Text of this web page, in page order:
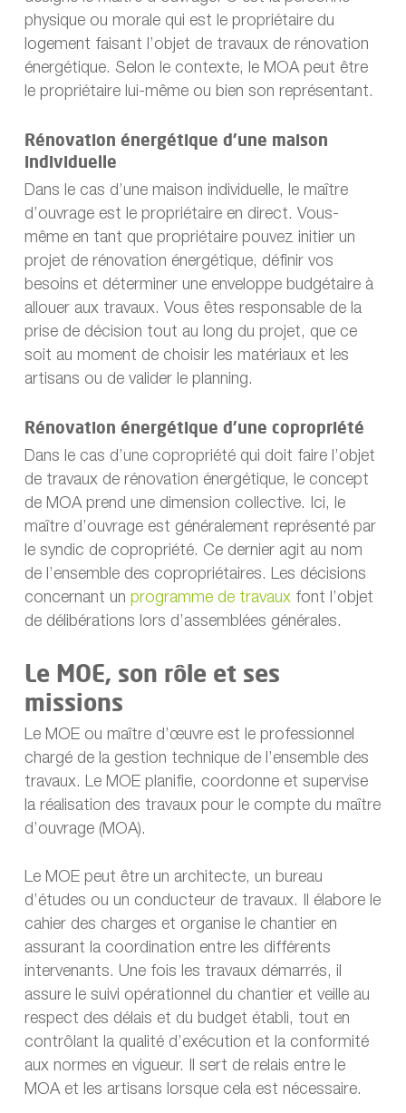
physique ou morale qui est le propriétaire du
logement faisant l’objet de travaux de rénovation
énergétique. Selon le contexte, le MOA peut être
le propriétaire lui-même ou bien son représentant.
Rénovation énergétique d’une maison
individuelle
Dans le cas d’une maison individuelle, le maître
d’ouvrage est le propriétaire en direct. Vous-
même en tant que propriétaire pouvez initier un
projet de rénovation énergétique, définir vos
besoins et déterminer une enveloppe budgétaire à
allouer aux travaux. Vous êtes responsable de la
prise de décision tout au long du projet, que ce
soit au moment de choisir les matériaux et les
artisans ou de valider le planning.
Rénovation énergétique d’une copropriété
Dans le cas d’une copropriété qui doit faire l’objet
de travaux de rénovation énergétique, le concept
de MOA prend une dimension collective. Ici, le
maître d’ouvrage est généralement représenté par
le syndic de copropriété. Ce dernier agit au nom
de l’ensemble des copropriétaires. Les décisions
concernant un programme de travauxfont l’objet
de délibérations lors d’assemblées générales.
Le MOE, son rôle et ses
missions
Le MOE ou maître d’œuvre est le professionnel
chargé de la gestion technique de l’ensemble des
travaux. Le MOE planifie, coordonne et supervise
la réalisation des travaux pour le compte du maître
d’ouvrage (MOA).
Le MOE peut être un architecte, un bureau
d’études ou un conducteur de travaux. Il élabore le
cahier des charges et organise le chantier en
assurant la coordination entre les différents
intervenants. Une fois les travaux démarrés, il
assure le suivi opérationnel du chantier et veille au
respect des délais et du budget établi, tout en
contrôlant la qualité d’exécution et la conformité
aux normes en vigueur. Il sert de relais entre le
MOA et les artisans lorsque cela est nécessaire.